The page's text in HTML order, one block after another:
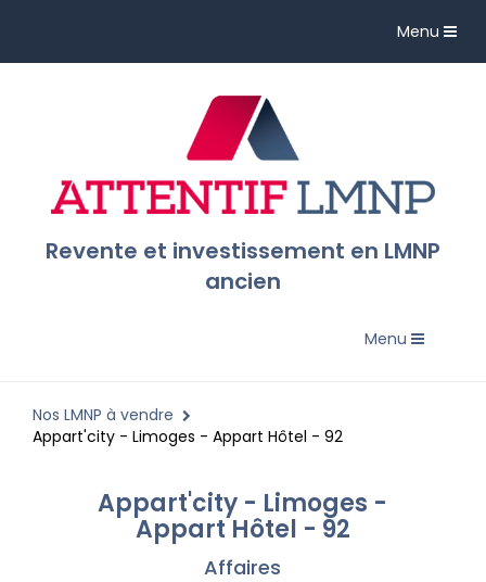
Toggle
Menu
Revente et investissement en LMNP
ancien
Toggle
Menu
Nos LMNP à vendre
Appart'city - Limoges - Appart Hôtel - 92
Appart'city - Limoges -
Appart Hôtel - 92
Affaires